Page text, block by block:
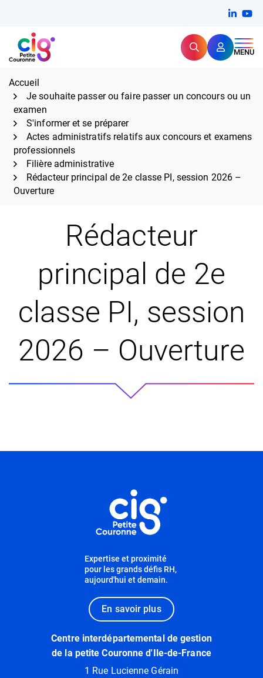
contenu
CIG Petite Couronne RechercherMENU
Expertise et proximité pour
Accueil
Je souhaite passer ou faire passer un concours ou un
examen
S'informer et se préparer
Actes administratifs relatifs aux concours et examens
professionnels
Filière administrative
Rédacteur principal de 2e classe PI, session 2026 –
Ouverture
Rédacteur
principal de 2e
classe PI, session
2026 – Ouverture
Expertise et proximité
pour les grands défis RH,
aujourd'hui et demain.
En savoir plus
Centre interdépartemental de gestion
de la petite Couronne d'Ile-de-France
1 Rue Lucienne Gérain